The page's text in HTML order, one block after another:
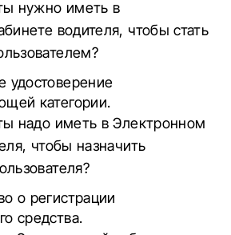
нужно иметь в
водителя, чтобы стать
удостоверение
категории.
надо иметь в Электронном
чтобы назначить
о регистрации
средства.